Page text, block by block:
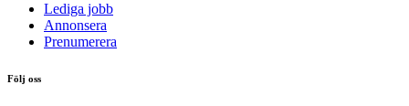
Lediga jobb
Annonsera
Prenumerera
Följ oss